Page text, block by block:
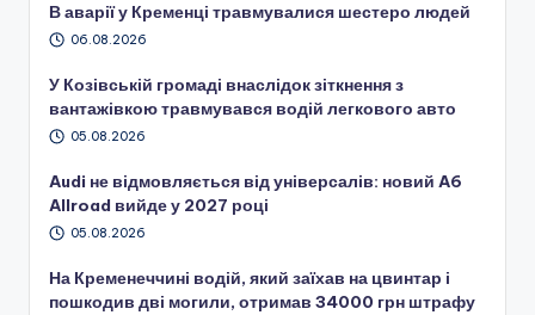
В аварії у Кременці травмувалися шестеро людей
06.08.2026
У Козівській громаді внаслідок зіткнення з
вантажівкою травмувався водій легкового авто
05.08.2026
Audi не відмовляється від універсалів: новий A6
Allroad вийде у 2027 році
05.08.2026
На Кременеччині водій, який заїхав на цвинтар і
пошкодив дві могили, отримав 34000 грн штрафу